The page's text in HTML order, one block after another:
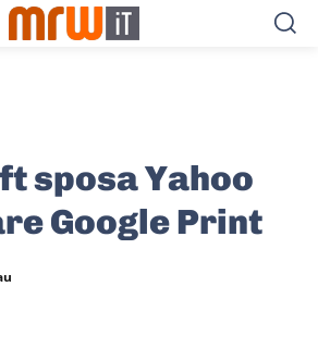
sposa Yahoo
Google Print